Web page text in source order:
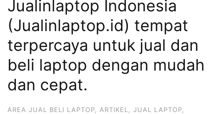
Jualinlaptop Indonesia
(Jualinlaptop.id) tempat
terpercaya untuk jual dan
beli laptop dengan mudah
dan cepat.
AREA JUAL BELI LAPTOP ARTIKEL JUAL LAPTOP